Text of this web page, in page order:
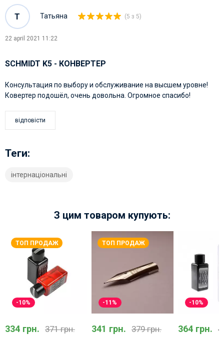
Т Татьяна (5 з 5)
22 april 2021 11:22
SCHMIDT K5 - КОНВЕРТЕР
Консультация по выбору и обслуживание на высшем уровне!
Ковертер подошёл, очень довольна. Огромное спасибо!
відповісти
Теги:
інтернаціональні
З цим товаром купують:
ТОП ПРОДАЖ
-10%
334 грн. 371 грн.
ТОП ПРОДАЖ
-11%
341 грн. 379 грн.
-10%
364 грн.